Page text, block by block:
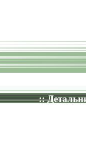
::